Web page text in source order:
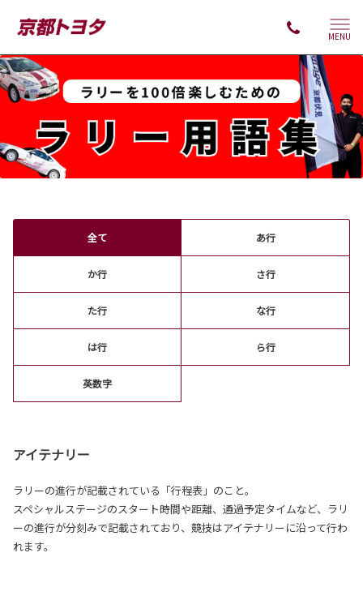
MENU
全て あ行
か行 さ行
た行 な行
は行 ら行
英数字
アイテナリー
ラリーの進行が記載されている「行程表」のこと。
スペシャルステージのスタート時間や距離、通過予定タイムなど、ラリ
ーの進行が分刻みで記載されており、競技はアイテナリーに沿って行わ
れます。